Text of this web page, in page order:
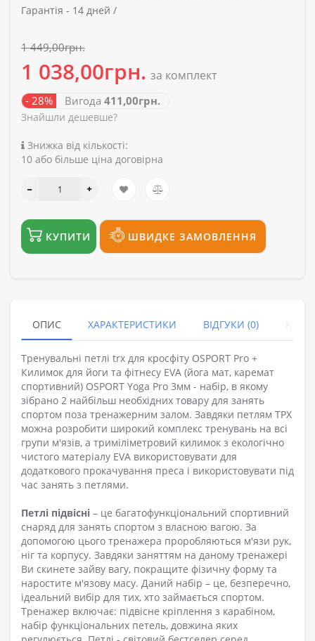
Гарантія - 14 дней /
1 449,00грн.
1 038,00грн. за комплект
- 28% Вигода 411,00грн.
Знайшли дешевше?
Знижка від кількості:
10 або більше ціна договірна
КУПИТИ ШВИДКЕ ЗАМОВЛЕННЯ
ОПИС ХАРАКТЕРИСТИКИ ВІДГУКИ (0)
Тренувальні петлі trx для кросфіту OSPORT Pro +
Килимок для йоги та фітнесу EVA (йога мат, каремат
спортивний) OSPORT Yoga Pro 3мм - набір, в якому
зібрано 2 найбільш необхідних товару для занять
спортом поза тренажерним залом. Завдяки петлям ТРХ
можна розробити широкий комплекс тренувань на всі
групи м'язів, а триміліметровий килимок з екологічно
чистого матеріалу EVA використовувати для
додаткового прокачування преса і використовувати під
час занять з петлями.
Петлі підвісні – це багатофункціональний спортивний
снаряд для занять спортом з власною вагою. За
допомогою цього тренажера проробляються м'язи рук,
ніг та корпусу. Завдяки заняттям на даному тренажері
Ви скинете зайву вагу, покращите фізичну форму та
наростите м'язову масу. Даний набір – це, безперечно,
ідеальний вибір для тих, хто займається спортом.
Тренажер включає: підвісне кріплення з карабіном,
набір функціональних петель, довжина яких